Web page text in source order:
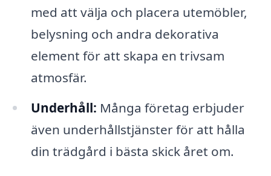
med att välja och placera utemöbler,
belysning och andra dekorativa
element för att skapa en trivsam
atmosfär.
Underhåll: Många företag erbjuder
även underhållstjänster för att hålla
din trädgård i bästa skick året om.